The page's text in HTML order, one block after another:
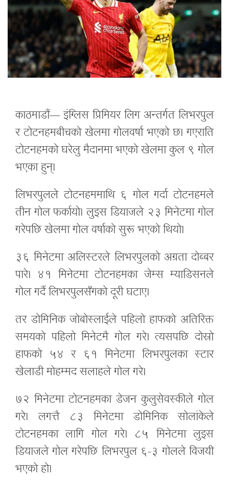
काठमाडौं— इंग्लिस प्रिमियर लिग अन्तर्गत लिभरपुल
र टोटनहमबीचको खेलमा गोलवर्षा भएको छ। गएराति
टोटनहमको घरेलु मैदानमा भएको खेलमा कुल ९ गोल
भएका हुन्।
लिभरपुलले टोटनहममाथि ६ गोल गर्दा टोटनहमले
तीन गोल फर्कायो। लुइस डियाजले २३ मिनेटमा गोल
गरेपछि खेलमा गोल वर्षाको सुरू भएको थियो।
३६ मिनेटमा अलिस्टरले लिभरपुलको अग्रता दोब्बर
पारे। ४१ मिनेटमा टोटनहमका जेम्स म्याडिसनले
गोल गर्दै लिभरपुलसँगको दूरी घटाए।
तर डोमिनिक जोबोस्लाईले पहिलो हाफको अतिरिक्त
समयको पहिलो मिनेटमै गोल गरे। त्यसपछि दोस्रो
हाफको ५४ र ६१ मिनेटमा लिभरपुलका स्टार
खेलाडी मोहम्मद सलाहले गोल गरे।
७२ मिनेटमा टोटनहमका डेजन कुलुसेवस्कीले गोल
गरे। लगत्तै ८३ मिनेटमा डोमिनिक सोलांकेले
टोटनहमका लागि गोल गरे। ८५ मिनेटमा लुइस
डियाजले गोल गरेपछि लिभरपुल ६-३ गोलले विजयी
भएको हो।